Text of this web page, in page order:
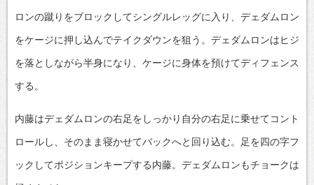
ロンの蹴りをブロックしてシングルレッグに入り、デェダムロン
をケージに押し込んでテイクダウンを狙う。デェダムロンはヒジ
を落としながら半身になり、ケージに身体を預けてディフェンス
する。
内藤はデェダムロンの右足をしっかり自分の右足に乗せてコント
ロールし、そのまま寝かせてバックへと回り込む。足を四の字フ
ックしてポジションキープする内藤。デェダムロンもチョークは